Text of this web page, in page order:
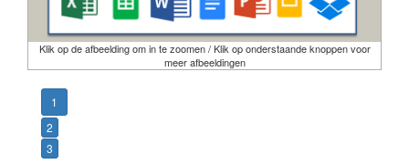
Klik op de afbeelding om in te zoomen / Klik op onderstaande knoppen voor
meer afbeeldingen
1
2
3